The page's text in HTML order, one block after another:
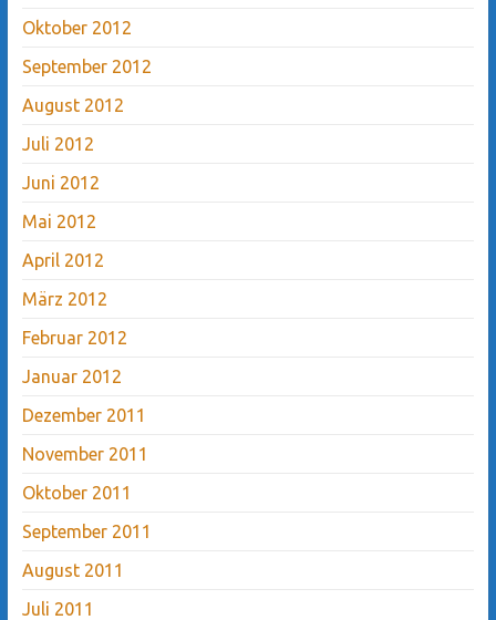
Oktober 2012
September 2012
August 2012
Juli 2012
Juni 2012
Mai 2012
April 2012
März 2012
Februar 2012
Januar 2012
Dezember 2011
November 2011
Oktober 2011
September 2011
August 2011
Juli 2011